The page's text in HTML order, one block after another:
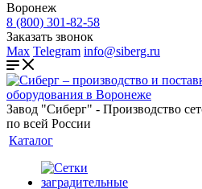
Воронеж
8 (800) 301-82-58
Заказать звонок
Max Telegram info@siberg.ru
Завод "Сиберг" - Производство
по всей России
Каталог